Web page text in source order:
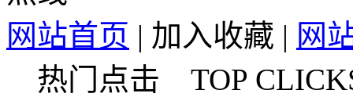
网站首页 | 加入收藏 | 网
热门点击 TOP